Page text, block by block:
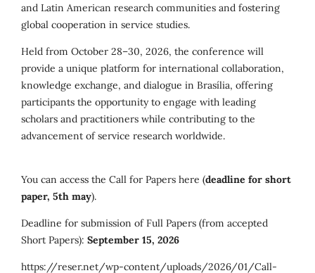
and Latin American research communities and fostering
global cooperation in service studies.
Held from October 28–30, 2026, the conference will
provide a unique platform for international collaboration,
knowledge exchange, and dialogue in Brasília, offering
participants the opportunity to engage with leading
scholars and practitioners while contributing to the
advancement of service research worldwide.
You can access the Call for Papers here (deadline for short
paper, 5th may).
Deadline for submission of Full Papers (from accepted
Short Papers): September 15, 2026
https://reser.net/wp-content/uploads/2026/01/Call-